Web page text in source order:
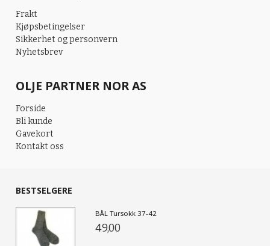
Frakt
Kjøpsbetingelser
Sikkerhet og personvern
Nyhetsbrev
OLJE PARTNER NOR AS
Forside
Bli kunde
Gavekort
Kontakt oss
BESTSELGERE
BÅL Tursokk 37-42
49,00